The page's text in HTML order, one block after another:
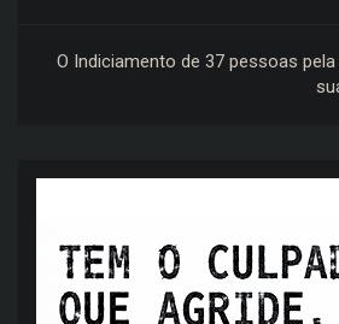
O Indiciamento de 37 pessoas pela